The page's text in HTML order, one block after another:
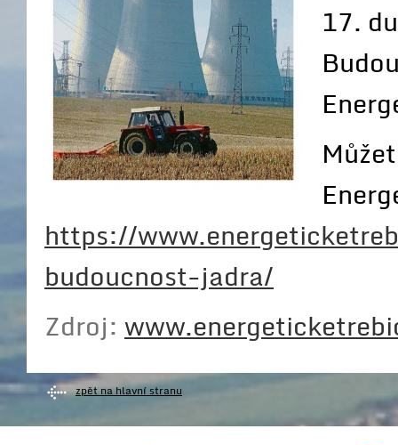
17.
https://
budoucnost-jadra/
Zdroj:
zpět na hlavní stranu